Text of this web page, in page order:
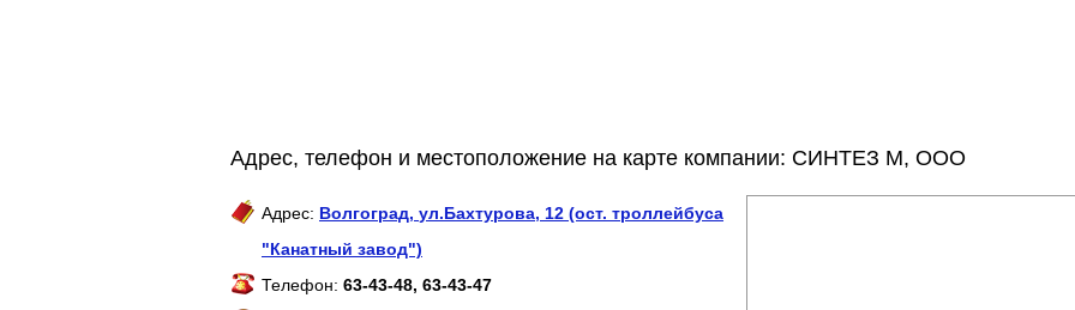
Адрес, телефон и местоположение на карте компании: СИНТЕЗ М, ООО
Адрес: Волгоград, ул.Бахтурова, 12 (ост. троллейбуса
"Канатный завод")
Телефон: 63-43-48, 63-43-47